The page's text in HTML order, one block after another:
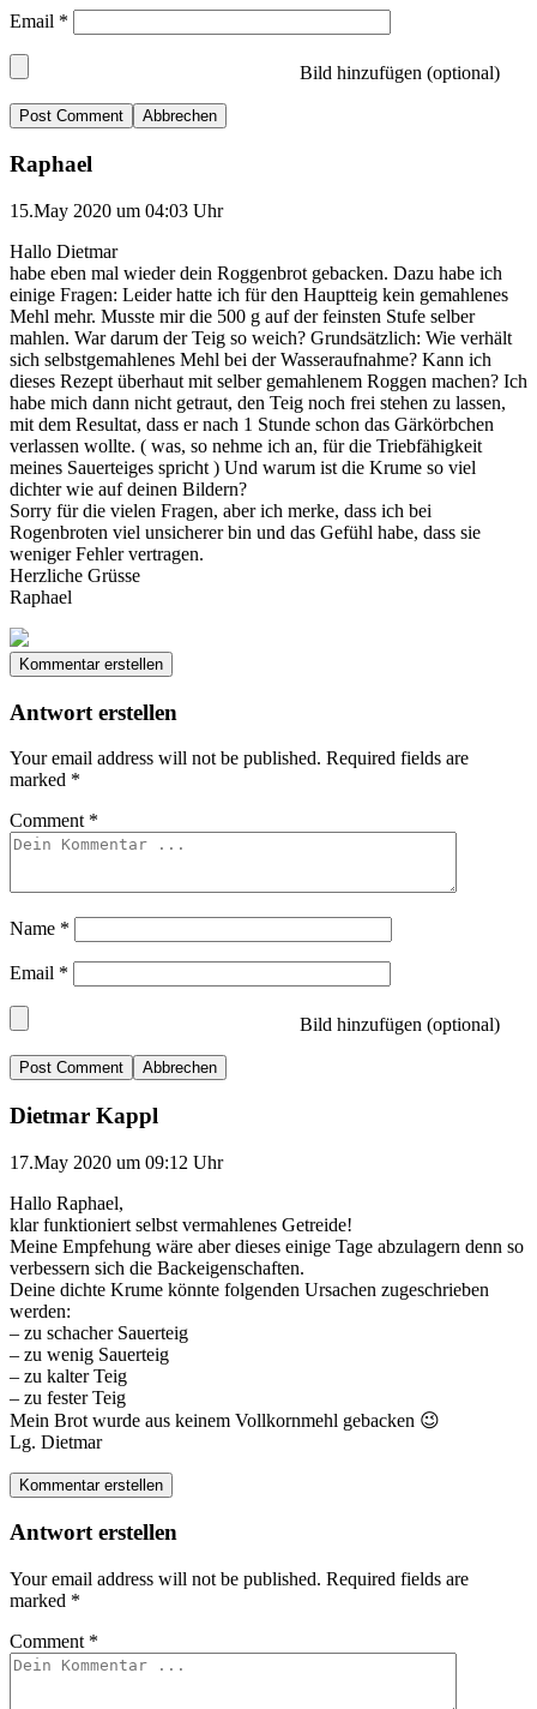
Email *
Bild hinzufügen (optional)
Abbrechen
Raphael
15.May 2020 um 04:03 Uhr
Hallo Dietmar
habe eben mal wieder dein Roggenbrot gebacken. Dazu habe ich
einige Fragen: Leider hatte ich für den Hauptteig kein gemahlenes
Mehl mehr. Musste mir die 500 g auf der feinsten Stufe selber
mahlen. War darum der Teig so weich? Grundsätzlich: Wie verhält
sich selbstgemahlenes Mehl bei der Wasseraufnahme? Kann ich
dieses Rezept überhaut mit selber gemahlenem Roggen machen? Ich
habe mich dann nicht getraut, den Teig noch frei stehen zu lassen,
mit dem Resultat, dass er nach 1 Stunde schon das Gärkörbchen
verlassen wollte. ( was, so nehme ich an, für die Triebfähigkeit
meines Sauerteiges spricht ) Und warum ist die Krume so viel
dichter wie auf deinen Bildern?
Sorry für die vielen Fragen, aber ich merke, dass ich bei
Rogenbroten viel unsicherer bin und das Gefühl habe, dass sie
weniger Fehler vertragen.
Herzliche Grüsse
Raphael
Kommentar erstellen
Antwort erstellen
Your email address will not be published. Required fields are
marked *
Comment *
Name *
Email *
Bild hinzufügen (optional)
Abbrechen
Dietmar Kappl
17.May 2020 um 09:12 Uhr
Hallo Raphael,
klar funktioniert selbst vermahlenes Getreide!
Meine Empfehung wäre aber dieses einige Tage abzulagern denn so
verbessern sich die Backeigenschaften.
Deine dichte Krume könnte folgenden Ursachen zugeschrieben
werden:
– zu schacher Sauerteig
– zu wenig Sauerteig
– zu kalter Teig
– zu fester Teig
Mein Brot wurde aus keinem Vollkornmehl gebacken 😉
Lg. Dietmar
Kommentar erstellen
Antwort erstellen
Your email address will not be published. Required fields are
marked *
Comment *